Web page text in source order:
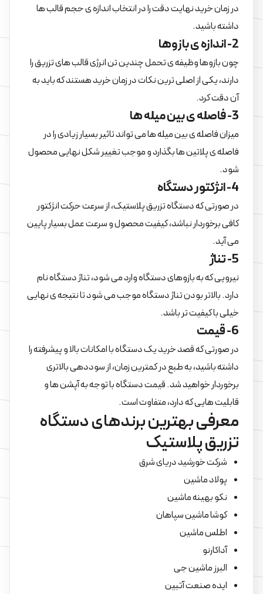
در زمان خرید نهایت دقت را در انتخاب اندازه ی حجم قالب ها
داشته باشید.
2- اندازه ی بازوها
چون بازوها وظیفه ی تحمل چندین تن انرژی قالب های تزریق را
دارند، یکی از اصلی ترین نکات در زمان خرید هستند که باید به
آن دقت کرد.
3- فاصله ی بین میله ها
میزان فاصله ی بین میله ها می تواند تاثیر بسیار زیادی را در
فاصله ی پلاتین ها بگذارد و موجب تغییر شکل نهایی محصول
شود.
4- انژکتور دستگاه
در صورتی که دستگاه تزریق پلاستیک، از سرعت حرکت انژکتور
کافی برخوردار نباشد، کیفیت محصول و سرعت عمل بسیار پایین
می آید.
5- تناژ
نیرویی که به بازوهای دستگاه وارد می شود، تناژ دستگاه نام
دارد. بالاتر بودن تناژ دستگاه موجب می شود تا نتیجه ی نهایی
خیلی با کیفیت تر باشد.
6- قیمت
در صورتی که قصد خرید یک دستگاه با امکانات بالا و پیشرفته را
داشته باشید، به طبع در کمترین زمان، از سوددهی بالاتری
برخوردار خواهید شد. قیمت دستگاه با توجه به آپشن ها و
قابلیت هایی که دارد، متفاوت است.
معرفی بهترین برندهای دستگاه
تزریق پلاستیک
شرکت خورشید دریای شرق
پولاد ماشین
نکو بهینه ماشین
کوشا ماشین سپاهان
اطلس ماشین
آداکارنو
البرز ماشین جی
ایده صنعت آتبین